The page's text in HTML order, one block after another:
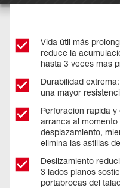
Vida útil más
reduce la
hasta 3 veces más
Durabilidad
una mayor
Perforación rápida
arranca al
desplazamiento,
elimina las astillas
Deslizamiento
3 lados planos
portabrocas del